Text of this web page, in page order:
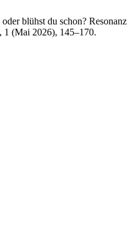
blühst du schon?
1 (Mai 2026), 145–170.